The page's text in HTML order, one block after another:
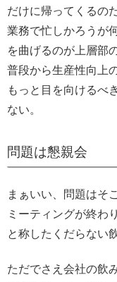
だけに帰ってくるのだ
業務で忙しかろうが
を曲げるのが上層部
普段から生産性向上
もっと目を向けるべ
ない。
問題は懇親会
まぁいい、問題はそ
ミーティングが終わ
と称したくだらない
ただでさえ会社の飲